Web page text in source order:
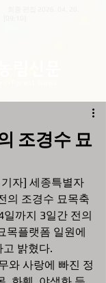
조경수 묘
의 조경수 묘목축
까지 3일간 전의
목플랫폼 일원에
밝혔다.
와 사랑에 빠진 정